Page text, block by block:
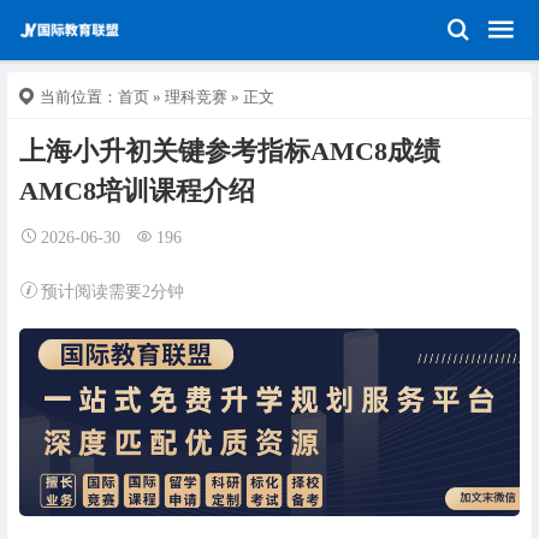
当前位置： 首页 » 理科竞赛 » 正文
上海小升初关键参考指标AMC8成绩
AMC8培训课程介绍
2026-06-30 196
预计阅读需要2分钟